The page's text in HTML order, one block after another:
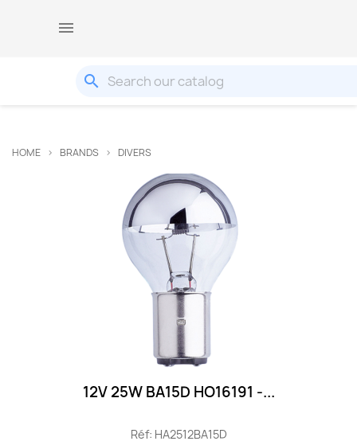

search
HOME BRANDS DIVERS
12V 25W BA15D HO16191 -...
Réf: HA2512BA15D